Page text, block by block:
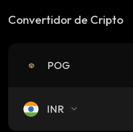
Convertidor de Cripto
POG
INR